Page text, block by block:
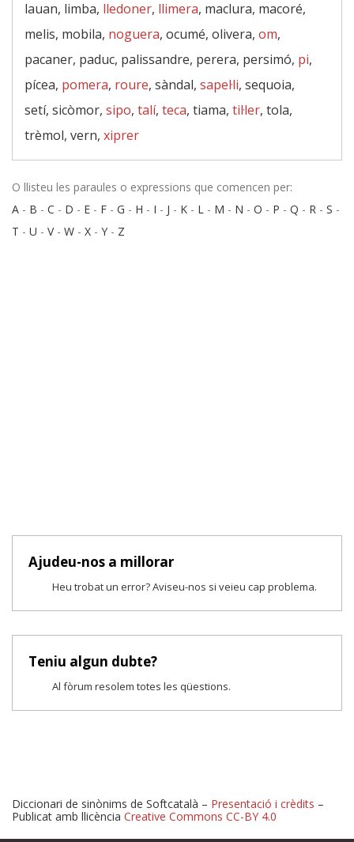
lauan, limba, lledoner, llimera, maclura, macoré,
melis, mobila, noguera, ocumé, olivera, om,
pacaner, paduc, palissandre, perera, persimó, pi,
pícea, pomera, roure, sàndal, sapel·li, sequoia,
setí, sicòmor, sipo, talí, teca, tiama, til·ler, tola,
trèmol, vern, xiprer
O llisteu les paraules o expressions que comencen per:
A - B - C - D - E - F - G - H - I - J - K - L - M - N - O - P - Q - R - S -
T - U - V- W - X - Y - Z
Ajudeu-nos a millorar
Heu trobat un error? Aviseu-nos si veieu cap problema.
Teniu algun dubte?
Al fòrum resolem totes les qüestions.
Diccionari de sinònims de Softcatalà – Presentació i crèdits –
Publicat amb llicència Creative Commons CC-BY 4.0